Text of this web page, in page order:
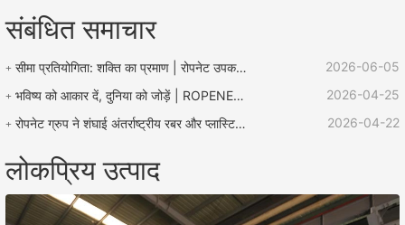
संबंधित समाचार
सीमा प्रतियोगिता: शक्ति का प्रमाण | रोपनेट उपकरण "लू झेन बचाव कप" रस्सी प्रतियोगिता का समर्थन करता है
2026-06-05
भविष्य को आकार दें, दुनिया को जोड़ें | ROPENET 2026 अंतर्राष्ट्रीय प्लास्टिक और रबर प्रदर्शनी का समापन हुआ!
2026-04-25
रोपनेट ग्रुप ने शंघाई अंतर्राष्ट्रीय रबर और प्लास्टिक प्रदर्शनी में उत्कृष्ट प्रदर्शन किया और वैश्विक कारोबार विस्तार के लिए कई अवसरों के साथ लौटा।
2026-04-22
लोकप्रिय उत्पाद